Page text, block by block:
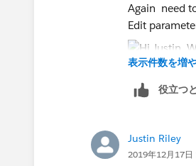
Again need
Edit
Thanks,
Shruten
表示件数を増
役立つ
Justin Riley
2019年12月17日